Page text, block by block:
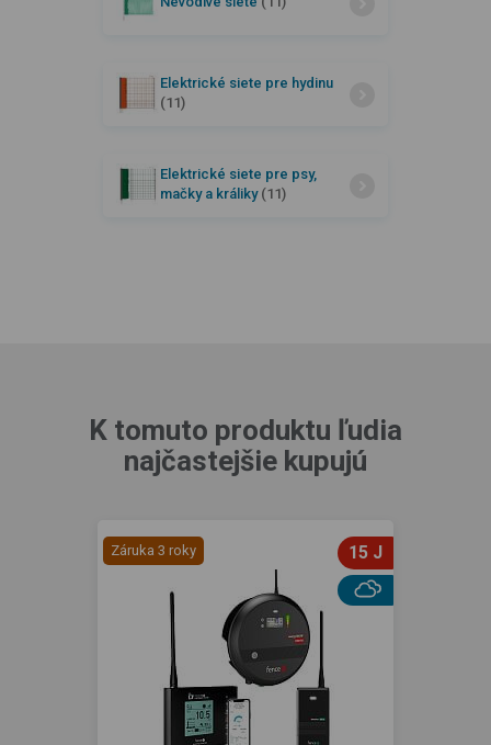
Elektrické siete pre hydinu
(11)
Elektrické siete pre psy,
mačky a králiky (11)
K tomuto produktu ľudia
najčastejšie kupujú
Záruka 3 roky 15 J